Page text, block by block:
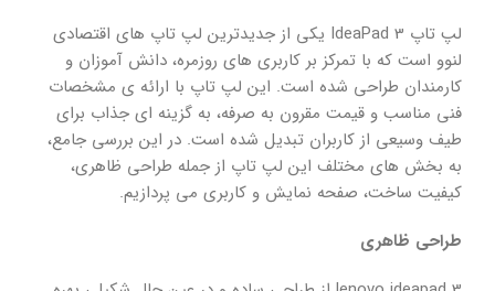
لپ تاپ IdeaPad 3 یکی از جدیدترین لپ تاپ های اقتصادی
لنوو است که با تمرکز بر کاربری های روزمره، دانش آموزان و
کارمندان طراحی شده است. این لپ تاپ با ارائه ی مشخصات
فنی مناسب و قیمت مقرون به صرفه، به گزینه ای جذاب برای
طیف وسیعی از کاربران تبدیل شده است. در این بررسی جامع،
به بخش های مختلف این لپ تاپ از جمله طراحی ظاهری،
کیفیت ساخت، صفحه نمایش و کاربری می پردازیم.
طراحی ظاهری